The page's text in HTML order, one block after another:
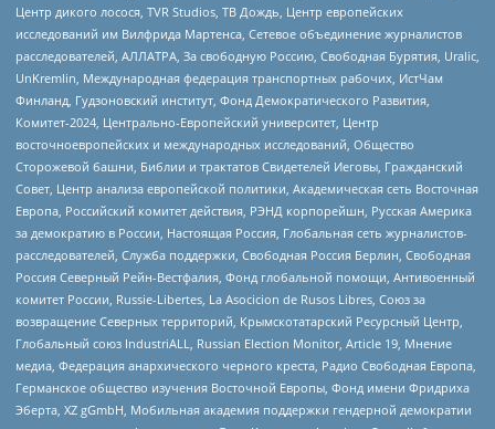
Центр дикого лосося, TVR Studios, ТВ Дождь, Центр европейских
исследований им Вилфрида Мартенса, Сетевое объединение журналистов
расследователей, АЛЛАТРА, За свободную Россию, Свободная Бурятия, Uralic,
UnKremlin, Международная федерация транспортных рабочих, ИстЧам
Финланд, Гудзоновский институт, Фонд Демократического Развития,
Комитет-2024, Центрально-Европейский университет, Центр
восточноевропейских и международных исследований, Общество
Сторожевой башни, Библии и трактатов Свидетелей Иеговы, Гражданский
Совет, Центр анализа европейской политики, Академическая сеть Восточная
Европа, Российский комитет действия, РЭНД корпорейшн, Русская Америка
за демократию в России, Настоящая Россия, Глобальная сеть журналистов-
расследователей, Служба поддержки, Свободная Россия Берлин, Свободная
Россия Северный Рейн-Вестфалия, Фонд глобальной помощи, Антивоенный
комитет России, Russie-Libertes, La Asocicion de Rusos Libres, Союз за
возвращение Северных территорий, Крымскотатарский Ресурсный Центр,
Глобальный союз IndustriALL, Russian Election Monitor, Article 19, Мнение
медиа, Федерация анархического черного креста, Радио Свободная Европа,
Германское общество изучения Восточной Европы, Фонд имени Фридриха
Эберта, XZ gGmbH, Мобильная академия поддержки гендерной демократии